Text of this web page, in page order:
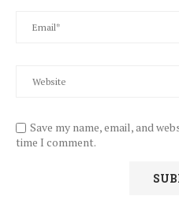
Save my name, email, and
time I comment.